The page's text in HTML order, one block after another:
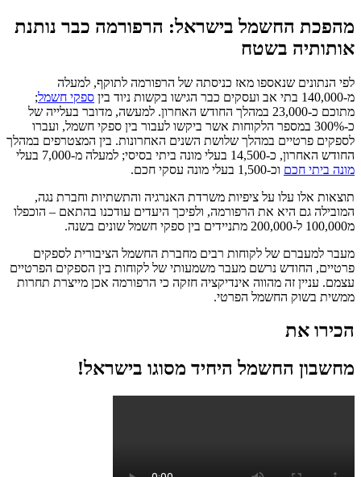
מהפכת החשמל בישראל: הרפורמה כבר נותנת
אותותיה בשטח
לפי הנתונים שנאספו מאז כניסתה של הרפורמה לתוקף, למעלה
מ-140,000 בתי אב ועסקים כבר הגישו בקשות ניוד בין
ספקי חשמל;
מתוכם כ-23,000 במהלך החודש האחרון. למעשה, מדובר בעלייה של
כ-300% במספר הלקוחות אשר ביקשו לעבור בין ספקי חשמל, ועברו
לספקים פרטיים במהלך שלושת השנים האחרונות. בין המצטרפים במהלך
החודש האחרון, כ-14,500 בעלי מונה ביתי בסיסי; למעלה מ-7,000 בעלי
מונה ביתי חכם וכ-1,500 בעלי מונה עסקי חכם.
תוצאות אלו עלו על ציפיות משרדת האנרגיה והתשתיות וחברת נגה,
המובילה גם היא את הרפורמה, ולפיכך היעדים עודכנו בהתאם – הוכפלו
מ100,000 ל-200,000 מתניידים בין ספקי חשמל שונים בשנה.
מעבר למעברם של לקוחות רבים מחברת החשמל הציבורית לספקים
פרטיים, החודש נרשם מעבר משמעותי של לקוחות בין הספקים הפרטיים
עצמם. עניין זה מהווה אינדיקציה חזקה כי הרפורמה אכן מייצרת תחרות
ממשית בשוק החשמל הפרטי.
הכירו את
מחשבון החשמל היחיד מסוגו בישראל!